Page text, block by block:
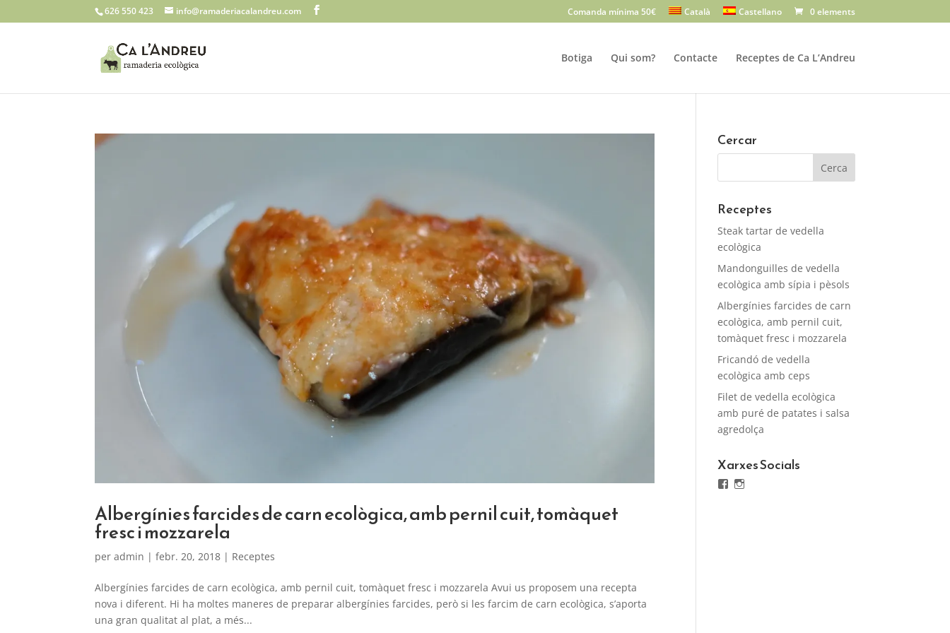
626 550 423 info@ramaderiacalandreu.com Comanda mínima 50€ Català Castellano 0 elements
Botiga Qui som? Contacte Receptes de Ca L’Andreu
Albergínies farcides de carn ecològica, amb pernil cuit, tomàquet
fresc i mozzarela
peradmin |febr. 20, 2018 | Receptes
Albergínies farcides de carn ecològica, amb pernil cuit, tomàquet fresc i mozzarela Avui us proposem una recepta
nova i diferent. Hi ha moltes maneres de preparar albergínies farcides, però si les farcim de carn ecològica, s’aporta
una gran qualitat al plat, a més...
Cercar
Receptes
Steak tartar de vedella
ecològica
Mandonguilles de vedella
ecològica amb sípia i pèsols
Albergínies farcides de carn
ecològica, amb pernil cuit,
tomàquet fresc i mozzarela
Fricandó de vedella
ecològica amb ceps
Filet de vedella ecològica
amb puré de patates i salsa
agredolça
Xarxes Socials
Facebook